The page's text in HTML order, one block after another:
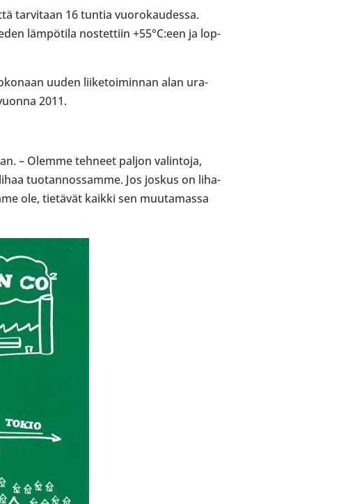
tar­vi­taan 16 tuntia vuo­ro­kau­dessa.
läm­pö­tila nos­tet­tiin +55°C:een ja lop­
uuden lii­ke­toi­min­nan alan ura­
2011.
– Olemme tehneet paljon valin­toja,
tuo­tan­nos­samme. Jos joskus on liha­
ole, tie­tä­vät kaikki sen muu­ta­massa